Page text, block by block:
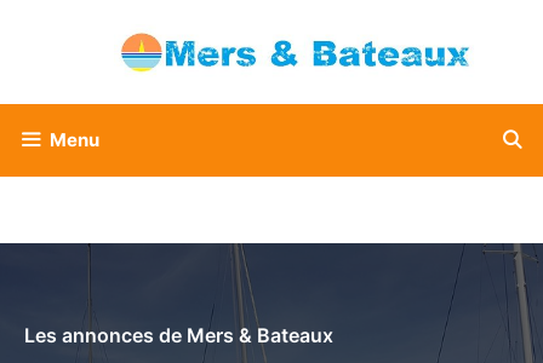
Menu
Les annonces de Mers & Bateaux